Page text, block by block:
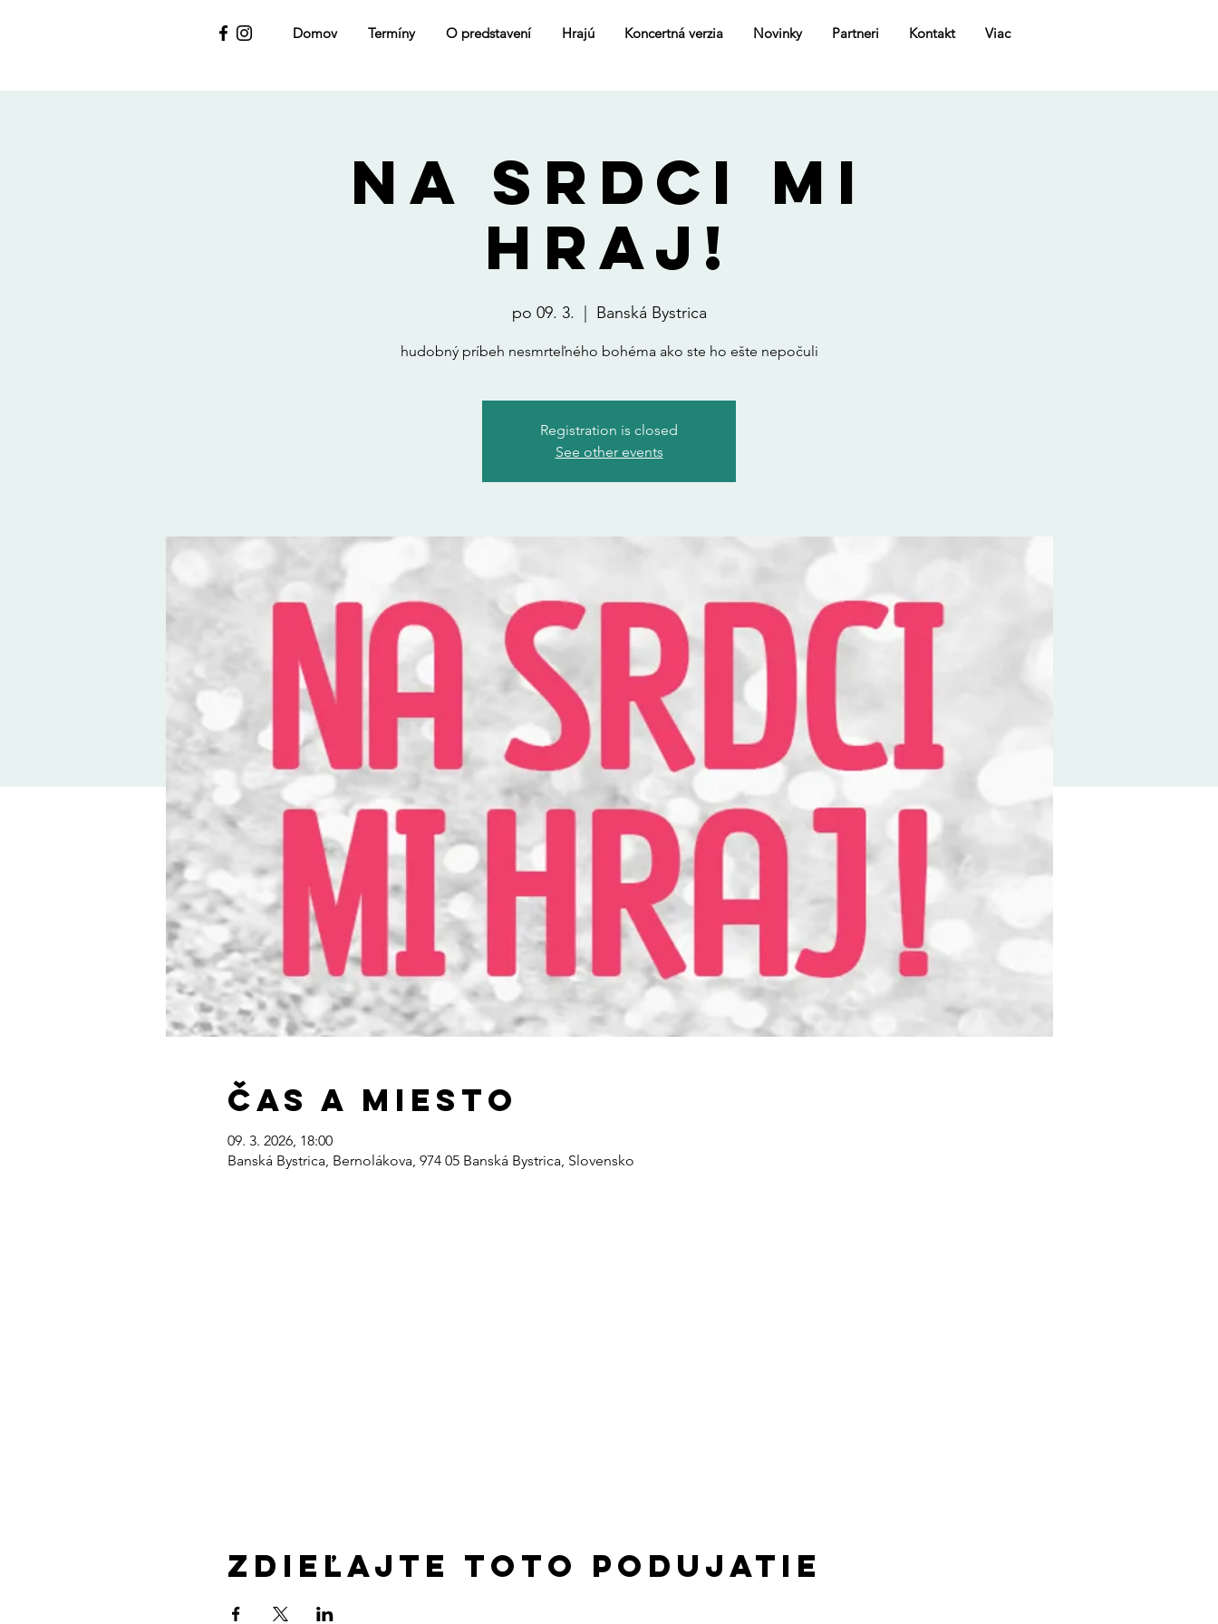
Domov Termíny O predstavení Hrajú Koncertná verzia Novinky Partneri Kontakt Viac
NA SRDCI MI
HRAJ!
po 09. 3. Banská Bystrica
hudobný príbeh nesmrteľného bohéma ako ste ho ešte nepočuli
Registration is closed
See other events
Čas a miesto
09. 3. 2026, 18:00
Banská Bystrica, Bernolákova, 974 05 Banská Bystrica, Slovensko
Zdieľajte toto podujatie